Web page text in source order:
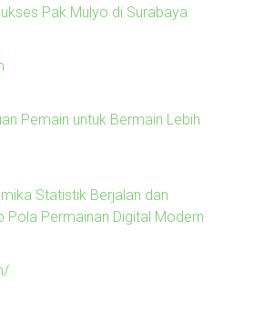
Pak Mulyo di Surabaya
Pemain untuk Bermain Lebih
Statistik Berjalan dan
Pola Permainan Digital Modern